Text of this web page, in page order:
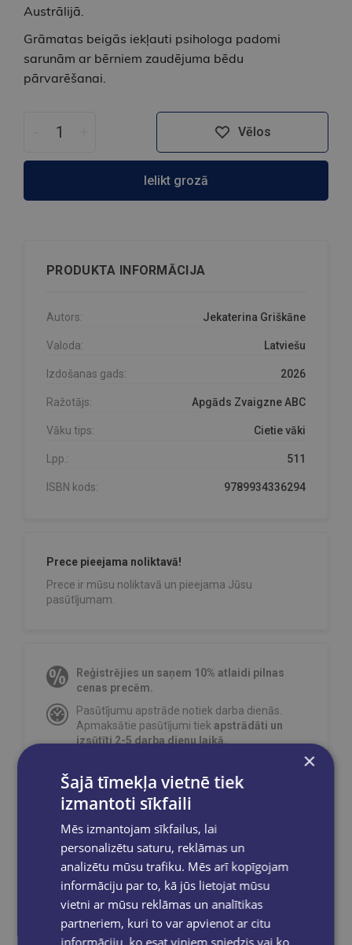
Austrālijā.
Grāmatas beigās iekļauti psihologa padomi
sarunām ar bērniem zaudējuma bēdu
pārvarēšanai.
Vēlos
Ielikt grozā
PRODUKTA INFORMĀCIJA
Autors: Jekaterina Griškāne
Valoda: Latviešu
Izdošanas gads: 2026
Ražotājs: Apgāds Zvaigzne ABC
Vāku tips: Cietie vāki
Lpp.: 511
ISBN kods: 9789934336294
Prece pieejama noliktavā!
Prece ir mūsu noliktavā un pieejama Jūsu
pasūtījumam.
Reģistrējies un saņem 10% atlaidi pilnas
cenas precēm.
Pasūtījumu apstrāde notiek darba dienās.
Apmaksātie pasūtījumi tiek apstrādāti un
izsūtīti 2-5 darba dienu laikā.
pakomātiem Latvijāpasūtījumiem no €40.00.
Bezmaksas piegāde jebkurā GLOBUSS
pasūtījums būs gatavs saņemšanai, saņemsi
e-pastu un/ vai SMS.
Dalies sociālajos tīklos:
×
Šajā tīmekļa vietnē tiek
izmantoti sīkfaili
Mēs izmantojam sīkfailus, lai
personalizētu saturu, reklāmas un
analizētu mūsu trafiku. Mēs arī kopīgojam
informāciju par to, kā jūs lietojat mūsu
vietni ar mūsu reklāmas un analītikas
partneriem, kuri to var apvienot ar citu
informāciju, ko esat viņiem sniedzis vai ko